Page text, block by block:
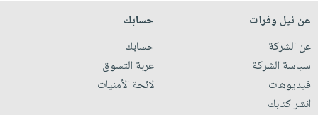
عن نيل وفرات
عن الشركة
سياسة الشركة
فيديوهات
انشر كتابك
حسابك
حسابك
عربة التسوق
لائحة الأمنيات